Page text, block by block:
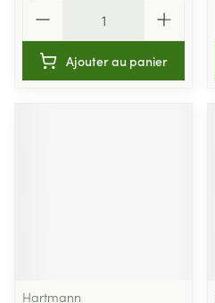
Ajouter au panier
Hartmann